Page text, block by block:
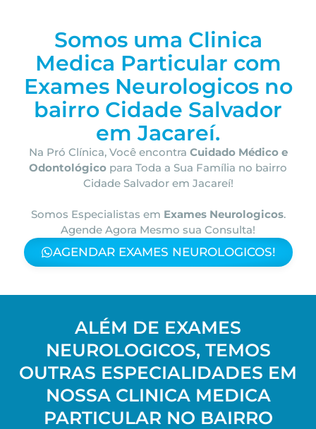
Somos uma Clinica
Medica Particular com
Exames Neurologicos no
bairro Cidade Salvador
em Jacareí.
Na Pró Clínica, Você encontra Cuidado Médico e
Odontológico para Toda a Sua Família no bairro
Cidade Salvador em Jacareí!
Somos Especialistas em Exames Neurologicos.
Agende Agora Mesmo sua Consulta!
AGENDAR EXAMES NEUROLOGICOS!
ALÉM DE EXAMES
NEUROLOGICOS, TEMOS
OUTRAS ESPECIALIDADES EM
NOSSA CLINICA MEDICA
PARTICULAR NO BAIRRO